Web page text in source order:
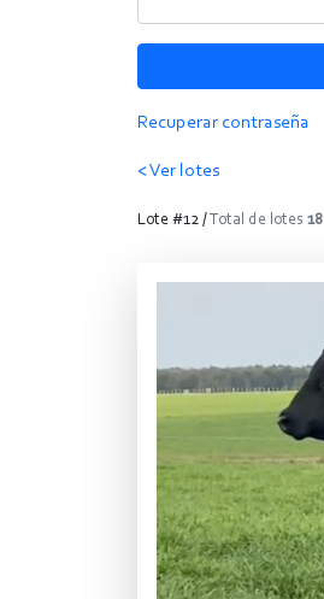
Recuperar contraseña
< Ver lotes
Lote #12 / Total de lotes 18